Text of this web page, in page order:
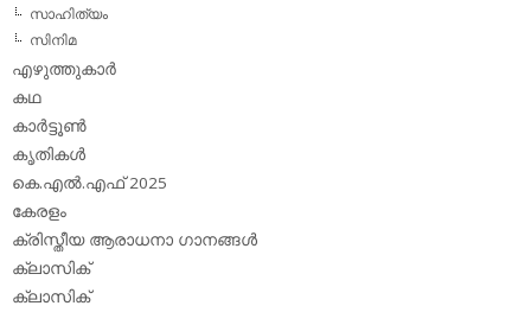
സാഹിത്യം
സിനിമ
എഴുത്തുകാര്‍
കഥ
കാര്‍ട്ടൂണ്‍
കൃതികള്‍
കെ.എല്‍.എഫ് 2025
കേരളം
ക്രിസ്തീയ ആരാധനാ ഗാനങ്ങള്‍
ക്ലാസിക്‌
ക്ലാസിക്